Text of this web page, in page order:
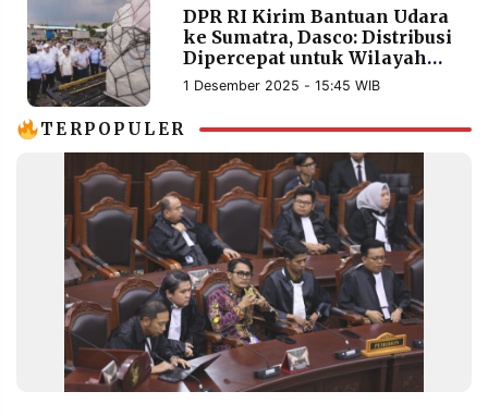
©
PT.
RESOLUSI
MEDIA
Resolusi.co
RESOLUSI
MEDIA
PRAMUDITA
DPR RI Kirim Bantuan Udara
ke Sumatra, Dasco: Distribusi
Dipercepat untuk Wilayah
Terparah
1 Desember 2025 - 15:45 WIB
TERPOPULER